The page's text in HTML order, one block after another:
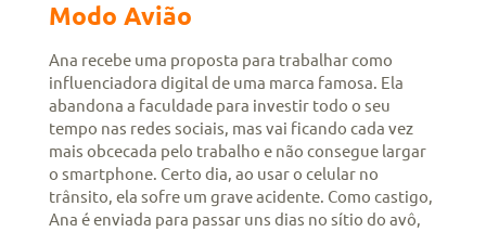
Modo Avião
Ana recebe uma proposta para trabalhar como
influenciadora digital de uma marca famosa. Ela
abandona a faculdade para investir todo o seu
tempo nas redes sociais, mas vai ficando cada vez
mais obcecada pelo trabalho e não consegue largar
o smartphone. Certo dia, ao usar o celular no
trânsito, ela sofre um grave acidente. Como castigo,
Ana é enviada para passar uns dias no sítio do avô,